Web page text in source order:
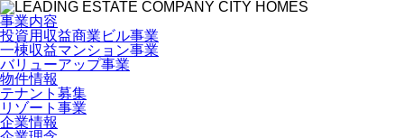
事業内容
投資用収益商業ビル事業
一棟収益マンション事業
バリューアップ事業
物件情報
テナント募集
リゾート事業
企業情報